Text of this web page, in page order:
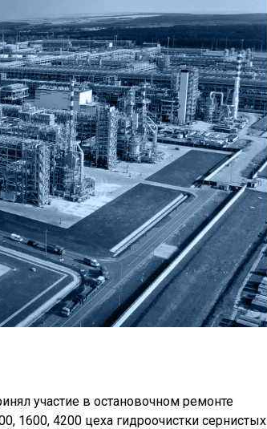
участие в остановочном ремонте
1600, 4200 цеха гидроочистки сернистых